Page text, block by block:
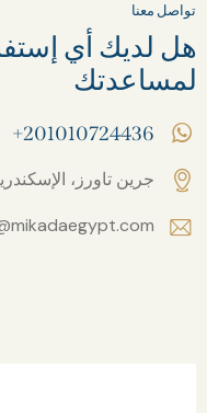
تواصل معنا
هل لديك أي
لمساعدتك
201010724436+
جرين تاورز،